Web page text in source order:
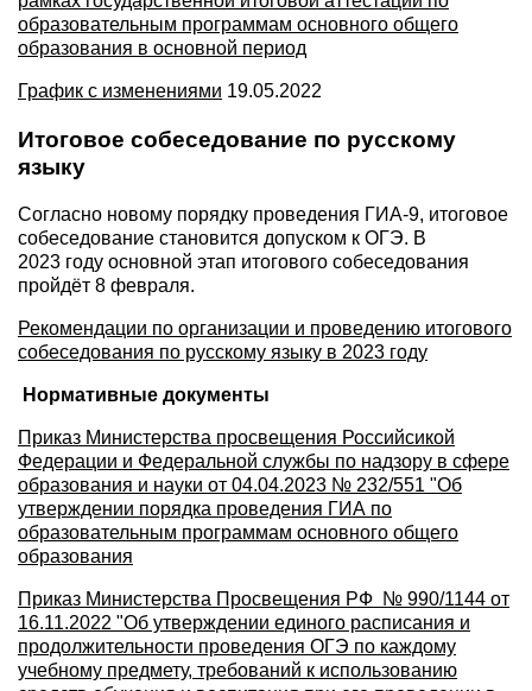
образовательным программам основного общего
образования в основной период
График с изменениями 19.05.2022
Итоговое собеседование по русскому
языку
Согласно новому порядку проведения ГИА-9, итоговое
собеседование становится допуском к ОГЭ. В
2023 году основной этап итогового собеседования
пройдёт 8 февраля.
Рекомендации по организации и проведению итогового
собеседования по русскому языку в 2023 году
Нормативные документы
Приказ Министерства просвещения Российсикой
Федерации и Федеральной службы по надзору в сфере
образования и науки от 04.04.2023 № 232/551 "Об
утверждении порядка проведения ГИА по
образовательным программам основного общего
образования
Приказ Министерства Просвещения РФ № 990/1144 от
16.11.2022 "Об утверждении единого расписания и
продолжительности проведения ОГЭ по каждому
учебному предмету, требований к использованию